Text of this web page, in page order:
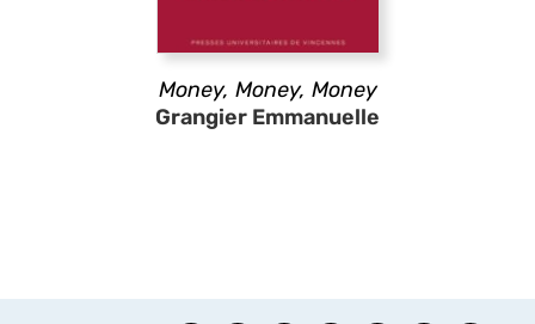
Money, Money, Money
Grangier Emmanuelle